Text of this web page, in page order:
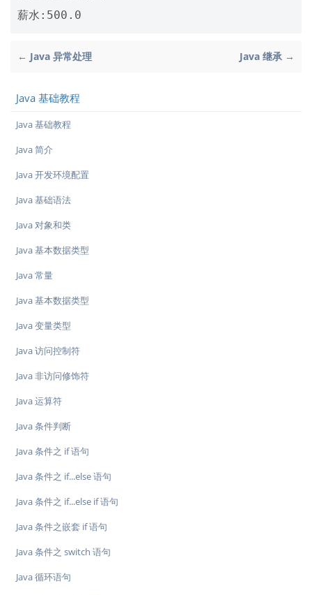
← Java 异常处理 Java 继承 →
Java 基础教程
Java 基础教程
Java 简介
Java 开发环境配置
Java 基础语法
Java 对象和类
Java 基本数据类型
Java 常量
Java 基本数据类型
Java 变量类型
Java 访问控制符
Java 非访问修饰符
Java 运算符
Java 条件判断
Java 条件之 if 语句
Java 条件之 if...else 语句
Java 条件之 if...else if 语句
Java 条件之嵌套 if 语句
Java 条件之 switch 语句
Java 循环语句